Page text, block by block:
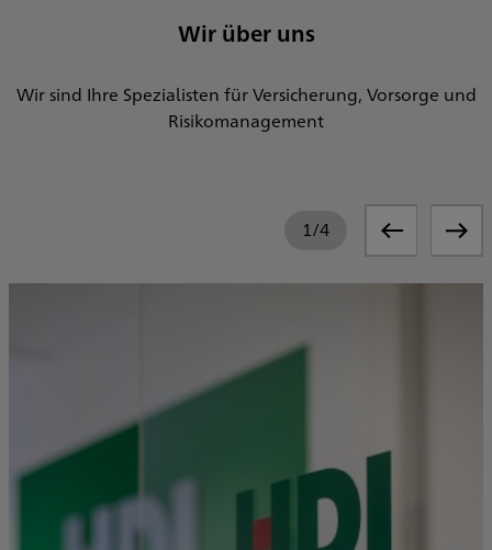
Wir über uns
Wir sind Ihre Spezialisten für Versicherung, Vorsorge und
Risikomanagement
1/4